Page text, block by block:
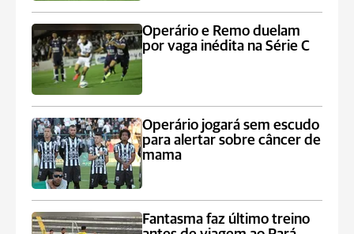
Operário e Remo duelam
por vaga inédita na Série C
Operário jogará sem escudo
para alertar sobre câncer de
mama
Fantasma faz último treino